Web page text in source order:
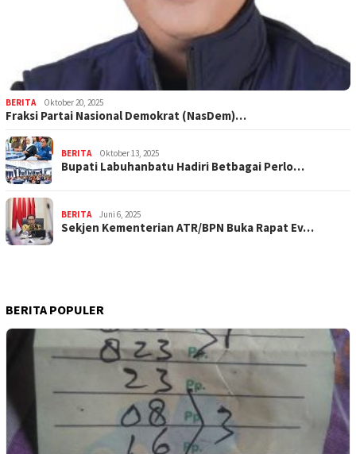
BERITA Oktober 20, 2025
Fraksi Partai Nasional Demokrat (NasDem)…
BERITA Oktober 13, 2025
Bupati Labuhanbatu Hadiri Betbagai Perlo…
BERITA Juni 6, 2025
Sekjen Kementerian ATR/BPN Buka Rapat Ev…
BERITA POPULER